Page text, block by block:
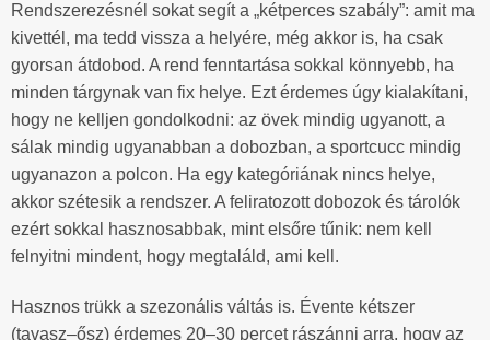
Rendszerezésnél sokat segít a „kétperces szabály”: amit ma
kivettél, ma tedd vissza a helyére, még akkor is, ha csak
gyorsan átdobod. A rend fenntartása sokkal könnyebb, ha
minden tárgynak van fix helye. Ezt érdemes úgy kialakítani,
hogy ne kelljen gondolkodni: az övek mindig ugyanott, a
sálak mindig ugyanabban a dobozban, a sportcucc mindig
ugyanazon a polcon. Ha egy kategóriának nincs helye,
akkor szétesik a rendszer. A feliratozott dobozok és tárolók
ezért sokkal hasznosabbak, mint elsőre tűnik: nem kell
felnyitni mindent, hogy megtaláld, ami kell.
Hasznos trükk a szezonális váltás is. Évente kétszer
(tavasz–ősz) érdemes 20–30 percet rászánni arra, hogy az